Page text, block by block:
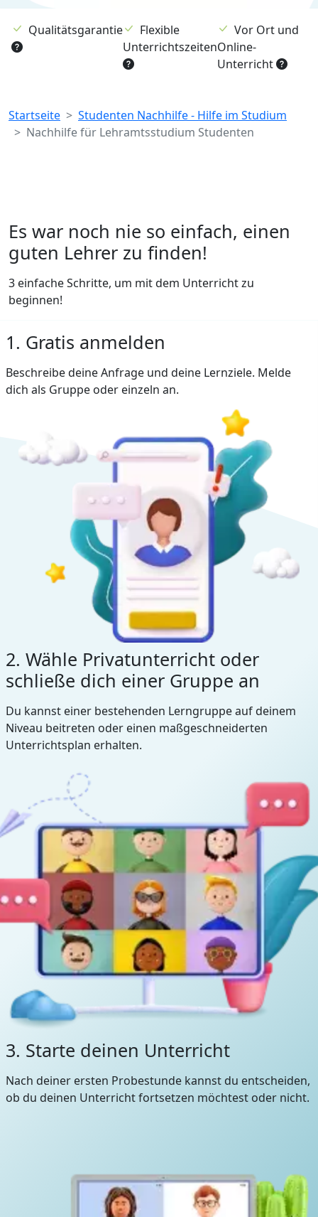
Qualitätsgarantie
Flexible
Unterrichtszeiten
Vor Ort und
Online-
Unterricht
Breadcrumb
Startseite
Studenten Nachhilfe - Hilfe im Studium
Nachhilfe für Lehramtsstudium Studenten
Es war noch nie so einfach, einen
guten Lehrer zu finden!
3 einfache Schritte, um mit dem Unterricht zu
beginnen!
1. Gratis anmelden
Beschreibe deine Anfrage und deine Lernziele. Melde
dich als Gruppe oder einzeln an.
2. Wähle Privatunterricht oder
schließe dich einer Gruppe an
Du kannst einer bestehenden Lerngruppe auf deinem
Niveau beitreten oder einen maßgeschneiderten
Unterrichtsplan erhalten.
3. Starte deinen Unterricht
Nach deiner ersten Probestunde kannst du entscheiden,
ob du deinen Unterricht fortsetzen möchtest oder nicht.